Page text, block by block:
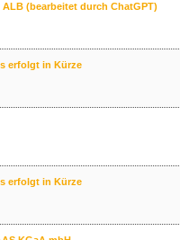
ALB (bearbeitet durch ChatGPT)
erfolgt in Kürze
erfolgt in Kürze